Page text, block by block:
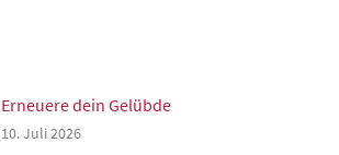
Erneuere dein Gelübde
10. Juli 2026